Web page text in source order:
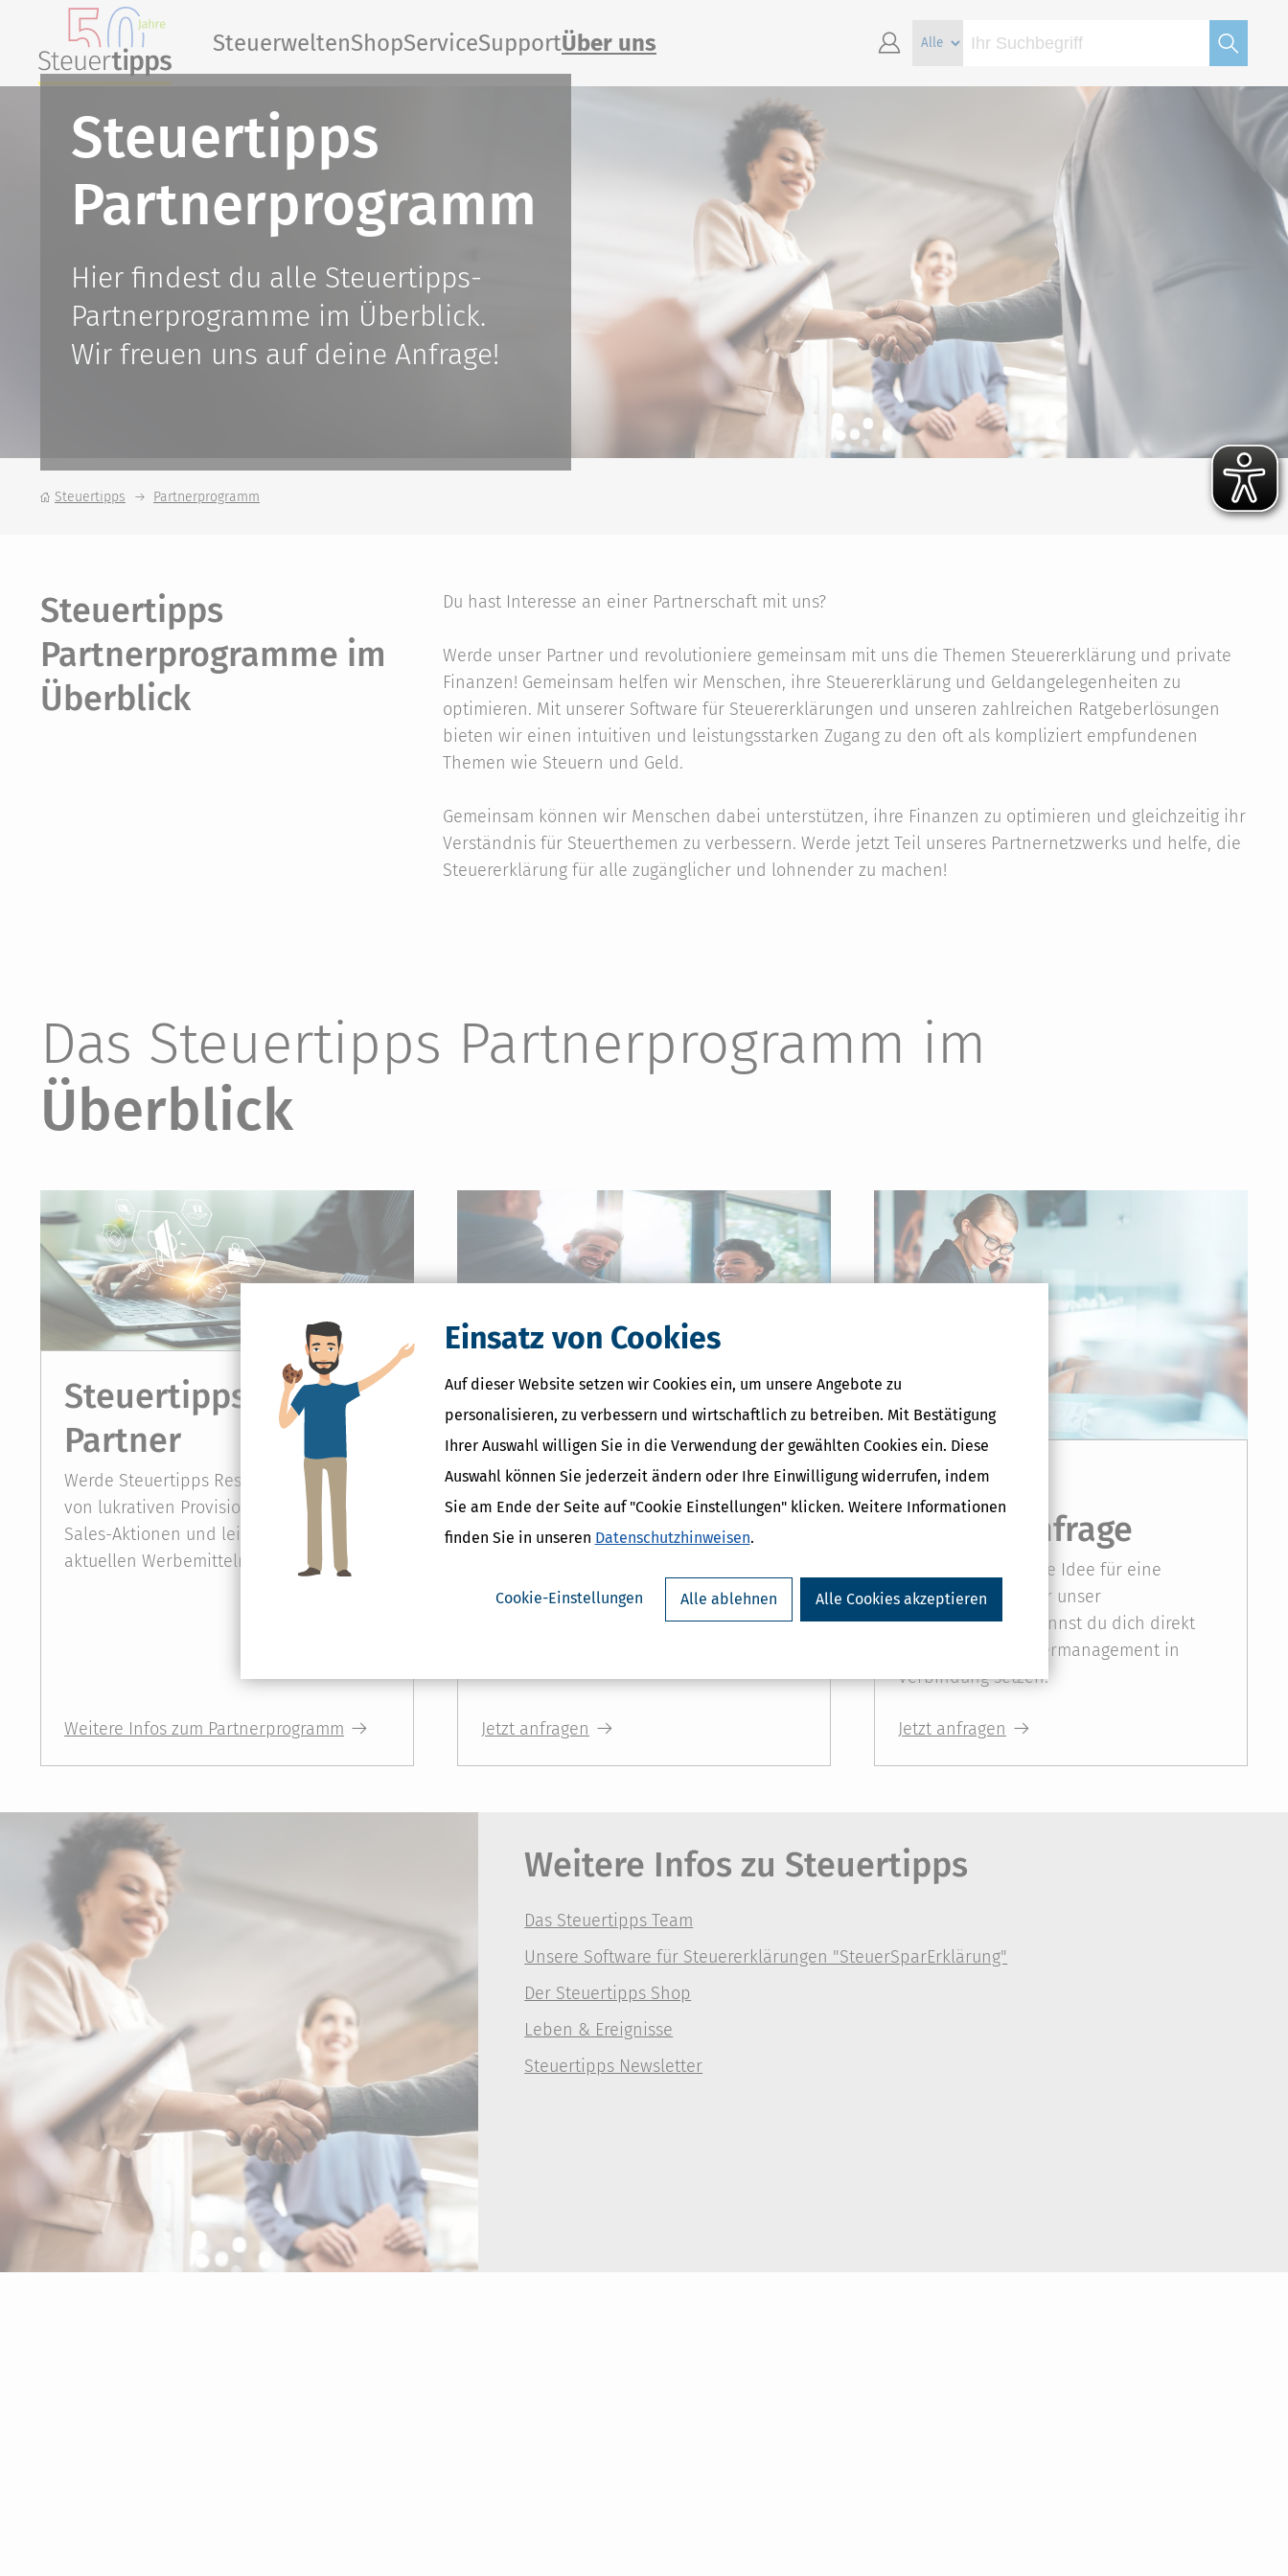
Einsatz von Cookies
Auf dieser Website setzen wir Cookies ein, um unsere Angebote zu
personalisieren, zu verbessern und wirtschaftlich zu betreiben. Mit Bestätigung
Ihrer Auswahl willigen Sie in die Verwendung der gewählten Cookies ein. Diese
Auswahl können Sie jederzeit ändern oder Ihre Einwilligung widerrufen, indem
Sie am Ende der Seite auf "Cookie Einstellungen" klicken. Weitere Informationen
finden Sie in unseren Datenschutzhinweisen.
Cookie-Einstellungen Alle ablehnen Alle Cookies akzeptieren
SteuerweltenShopServiceSupportÜber uns
Steuertipps
Partnerprogramm
Hier findest du alle Steuertipps-
Partnerprogramme im Überblick.
Wir freuen uns auf deine Anfrage!
Steuertipps Partnerprogramm
Steuertipps
Partnerprogramme im
Überblick
Du hast Interesse an einer Partnerschaft mit uns?
Werde unser Partner und revolutioniere gemeinsam mit uns die Themen Steuererklärung und private
Finanzen! Gemeinsam helfen wir Menschen, ihre Steuererklärung und Geldangelegenheiten zu
optimieren. Mit unserer Software für Steuererklärungen und unseren zahlreichen Ratgeberlösungen
bieten wir einen intuitiven und leistungsstarken Zugang zu den oft als kompliziert empfundenen
Themen wie Steuern und Geld.
Gemeinsam können wir Menschen dabei unterstützen, ihre Finanzen zu optimieren und gleichzeitig ihr
Verständnis für Steuerthemen zu verbessern. Werde jetzt Teil unseres Partnernetzwerks und helfe, die
Steuererklärung für alle zugänglicher und lohnender zu machen!
Das Steuertipps Partnerprogramm im
Überblick
Steuertipps Reseller
Partner
Werde Steuertipps Reseller und profitiere
von lukrativen Provisionen, gemeinsamen
Sales-Aktionen und leichtem Zugang zu
aktuellen Werbemitteln.
Weitere Infos zum Partnerprogramm
Steuertipps
Corporate Partner
Als Steuertipps Corporate Partner
bekommen deine Mitarbeiter direkten
Zugriff auf Software und Wissen für die
Finanzangelegenheiten.
Jetzt anfragen
Offene
Partneranfrage
Du hast eine andere Idee für eine
Partnerschaft? Über unser
Kontaktformular kannst du dich direkt
mit unserem Partnermanagement in
Verbindung setzen.
Jetzt anfragen
Weitere Infos zu Steuertipps
Das Steuertipps Team
Unsere Software für Steuererklärungen "SteuerSparErklärung"
Der Steuertipps Shop
Leben & Ereignisse
Steuertipps Newsletter